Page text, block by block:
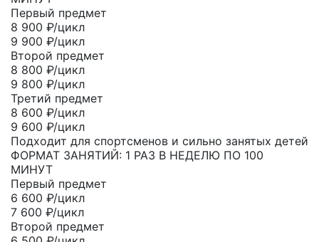
Первый предмет
8 900 ₽/цикл
9 900 ₽/цикл
Второй предмет
8 800 ₽/цикл
9 800 ₽/цикл
Третий предмет
8 600 ₽/цикл
9 600 ₽/цикл
Подходит для спортсменов и сильно занятых детей
ФОРМАТ ЗАНЯТИЙ: 1 РАЗ В НЕДЕЛЮ ПО 100
МИНУТ
Первый предмет
6 600 ₽/цикл
7 600 ₽/цикл
Второй предмет